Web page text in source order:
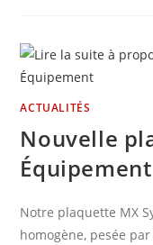
ACTUALITÉS
Nouvelle
Équipement
Notre plaquette MX
homogène, pesée